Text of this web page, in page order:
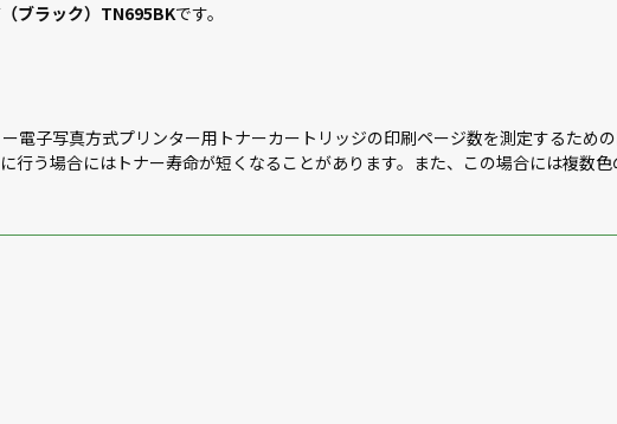
ブラック）TN695BKです。
電子写真方式プリンター用トナーカートリッジの印刷ページ数を測定するため
う場合にはトナー寿命が短くなることがあります。また、この場合には複数色